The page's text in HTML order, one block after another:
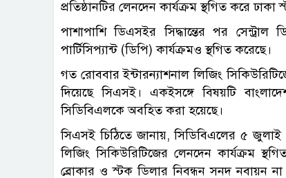
প্রতিষ্ঠানটির লেনদেন কার্যক্রম স্থগিত করে
পাশাপাশি ডিএসইর সিদ্ধান্তের পর সেন্ট্রাল
পার্টিসিপ্যান্ট (ডিপি) কার্যক্রমও স্থগিত করেছে।
গত রোববার ইন্টারন্যাশনাল লিজিং
দিয়েছে সিএসই। একইসঙ্গে বিষয়টি
সিডিবিএলকে অবহিত করা হয়েছে।
সিএসই চিঠিতে জানায়, সিডিবিএলের ৫ জুলাই
লিজিং সিকিউরিটিজের লেনদেন কার্যক্রম
ব্রোকার ও স্টক ডিলার নিবন্ধন সনদ নবায়ন না